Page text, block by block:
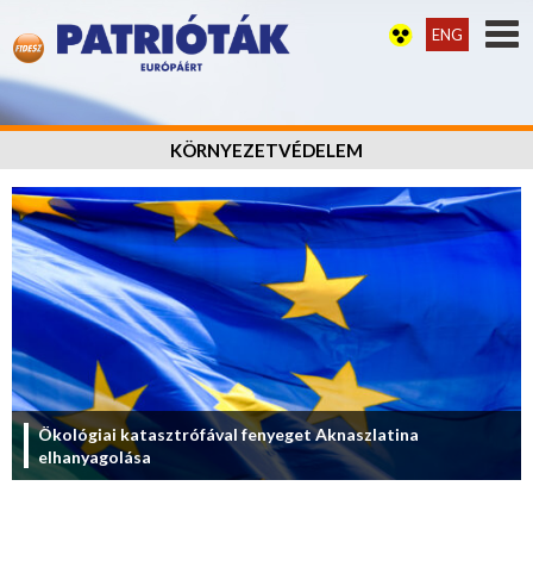
ENG
KÖRNYEZETVÉDELEM
Ökológiai katasztrófával fenyeget Aknaszlatina
elhanyagolása